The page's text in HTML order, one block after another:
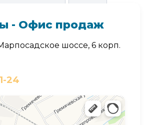
- Офис продаж
шоссе, 6 корп.
24